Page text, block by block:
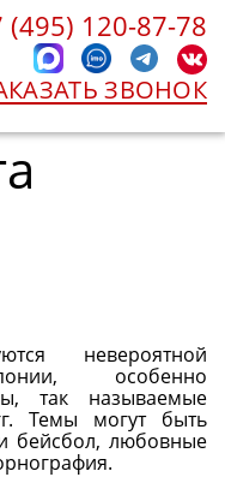
(495) 120-87-78
ЗВОНОК
невероятной
особенно
так называемые
Темы могут быть
бейсбол, любовные